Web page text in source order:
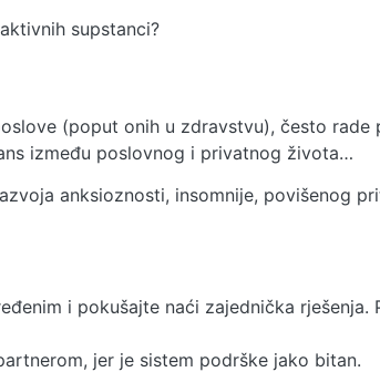
supstanci?
(poput onih u zdravstvu), često rade
između poslovnog i privatnog života…
anksioznosti, insomnije, povišenog
i pokušajte naći zajednička rješenja.
jer je sistem podrške jako bitan.